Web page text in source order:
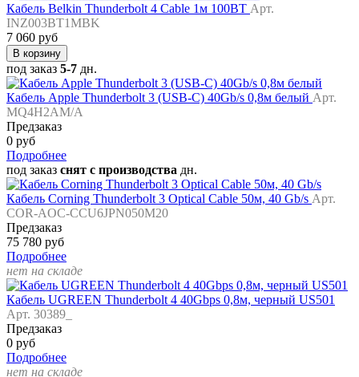
Кабель Belkin Thunderbolt 4 Cable 1м 100ВТ Арт.
INZ003BT1MBK
7 060 руб
В корзину
под заказ 5-7 дн.
Кабель Apple Thunderbolt 3 (USB-C) 40Gb/s 0,8м белый Арт.
MQ4H2AM/A
Предзаказ
0 руб
Подробнее
под заказ снят с производства дн.
Кабель Corning Thunderbolt 3 Optical Cable 50м, 40 Gb/s Арт.
COR-AOC-CCU6JPN050M20
Предзаказ
75 780 руб
Подробнее
нет на складе
Кабель UGREEN Thunderbolt 4 40Gbps 0,8м, черный US501
Арт. 30389_
Предзаказ
0 руб
Подробнее
нет на складе